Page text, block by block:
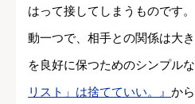
はって接してしまうものです
動一つで、相手との関係は大
を良好に保つためのシンプル
リスト」は捨てていい。』 か